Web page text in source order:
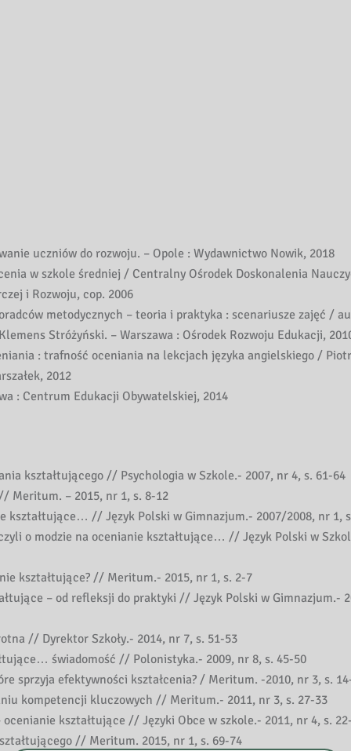
uczniów do rozwoju. – Opole : Wydawnictwo Nowik, 2018
w szkole średniej / Centralny Ośrodek Doskonalenia
i Rozwoju, cop. 2006
metodycznych – teoria i praktyka : scenariusze zajęć /
Stróżyński. – Warszawa : Ośrodek Rozwoju Edukacji,
: trafność oceniania na lekcjach języka angielskiego /
2012
: Centrum Edukacji Obywatelskiej, 2014
kształtującego // Psychologia w Szkole.- 2007, nr 4, s. 61-64
Meritum. – 2015, nr 1, s. 8-12
kształtujące… // Język Polski w Gimnazjum.- 2007/2008, nr 1,
o modzie na ocenianie kształtujące… // Język Polski w
kształtujące? // Meritum.- 2015, nr 1, s. 2-7
– od refleksji do praktyki // Język Polski w Gimnazjum.-
// Dyrektor Szkoły.- 2014, nr 7, s. 51-53
świadomość // Polonistyka.- 2009, nr 8, s. 45-50
sprzyja efektywności kształcenia? / Meritum. -2010, nr 3, s.
kompetencji kluczowych // Meritum.- 2011, nr 3, s. 27-33
kształtujące // Języki Obce w szkole.- 2011, nr 4, s.
// Meritum. 2015, nr 1, s. 69-74